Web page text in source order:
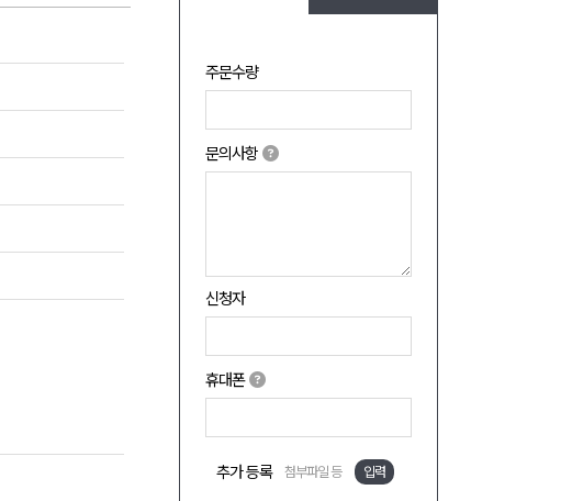
주문수량
문의사항
신청자
휴대폰
추가 등록 첨부파일 등 입력